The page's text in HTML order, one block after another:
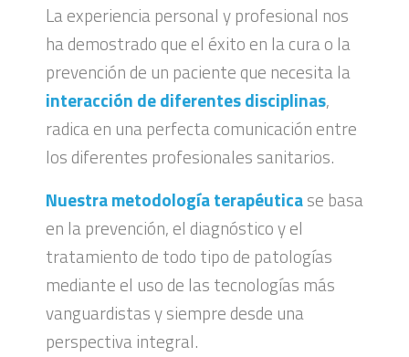
La experiencia personal y profesional nos
ha demostrado que el éxito en la cura o la
prevención de un paciente que necesita la
interacción de diferentes disciplinas,
radica en una perfecta comunicación entre
los diferentes profesionales sanitarios.
Nuestra metodología terapéuticase basa
en la prevención, el diagnóstico y el
tratamiento de todo tipo de patologías
mediante el uso de las tecnologías más
vanguardistas y siempre desde una
perspectiva integral.